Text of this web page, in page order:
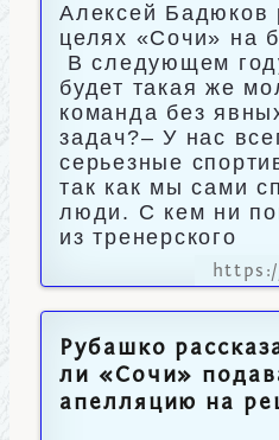
Алексей Бадюков
целях «Сочи» на
В следующем
будет такая же
команда без
задач?– У нас
серьезные
так как мы сами
люди. С кем ни
из тренерского
Рубашко
ли «Сочи»
апелляцию на